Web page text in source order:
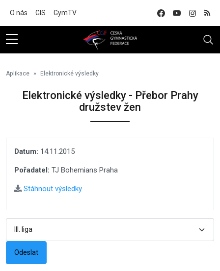
O nás GIS GymTV
Aplikace Elektronické výsledky
Elektronické výsledky - Přebor Prahy
družstev žen
Datum: 14.11.2015
Pořadatel: TJ Bohemians Praha
Stáhnout výsledky